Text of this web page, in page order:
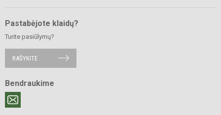
Pastabėjote klaidų?
Turite pasiūlymų?
RAŠYKITE
Bendraukime